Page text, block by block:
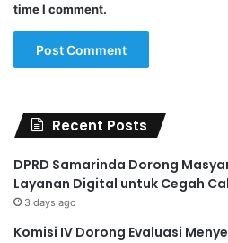
time I comment.
Recent Posts
DPRD Samarinda Dorong
Layanan Digital untuk Cegah
3 days ago
Komisi IV Dorong Evaluasi